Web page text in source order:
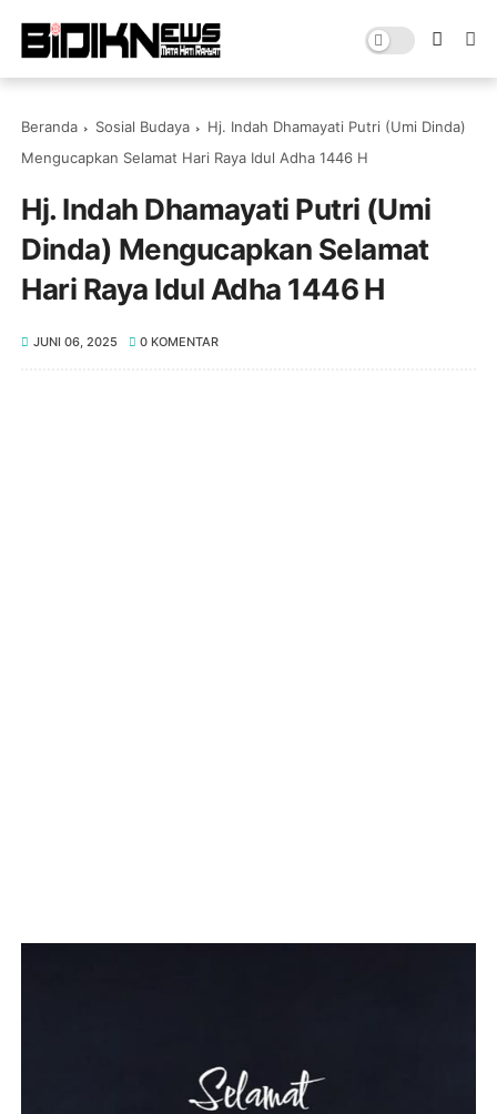
Beranda Sosial Budaya
Hj. Indah Dhamayati Putri (Umi Dinda)
Mengucapkan Selamat Hari Raya Idul Adha 1446 H
Hj. Indah Dhamayati Putri (Umi
Dinda) Mengucapkan Selamat
Hari Raya Idul Adha 1446 H
JUNI 06, 2025 0 KOMENTAR